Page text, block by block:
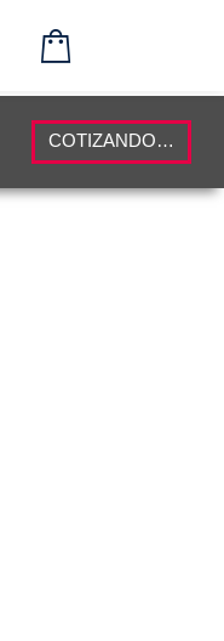
COTIZANDO…